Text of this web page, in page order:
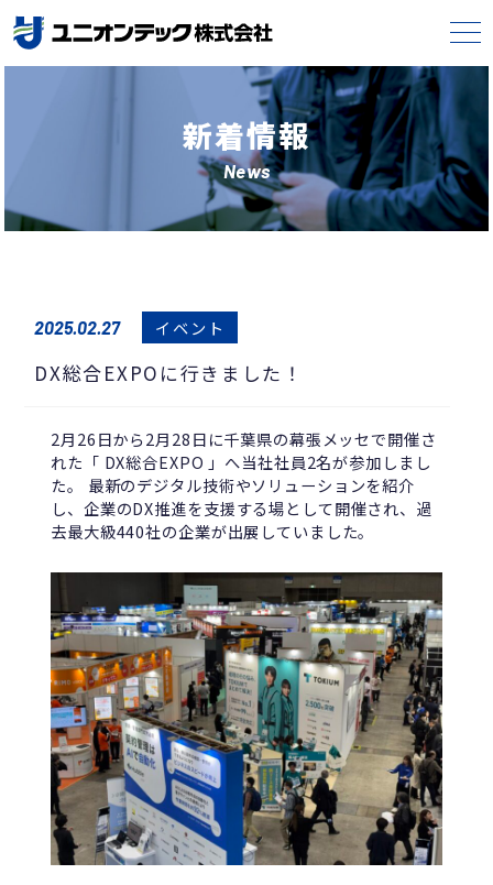
新着情報
News
2025.02.27 イベント
DX総合EXPOに行きました！
2月26日から2月28日に千葉県の幕張メッセで開催さ
れた「 DX総合EXPO 」へ当社社員2名が参加しまし
た。 最新のデジタル技術やソリューションを紹介
し、企業のDX推進を支援する場として開催され、過
去最大級440社の企業が出展していました。